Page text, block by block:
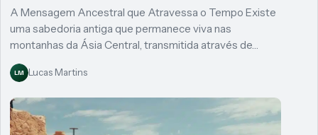
A Mensagem Ancestral que Atravessa o Tempo Existe
uma sabedoria antiga que permanece viva nas
montanhas da Ásia Central, transmitida através de…
LM Lucas Martins